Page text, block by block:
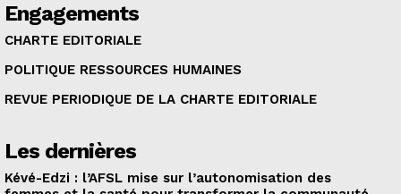
Engagements
CHARTE EDITORIALE
POLITIQUE RESSOURCES HUMAINES
REVUE PERIODIQUE DE LA CHARTE EDITORIALE
Les dernières
Kévé-Edzi : l’AFSL mise sur l’autonomisation des